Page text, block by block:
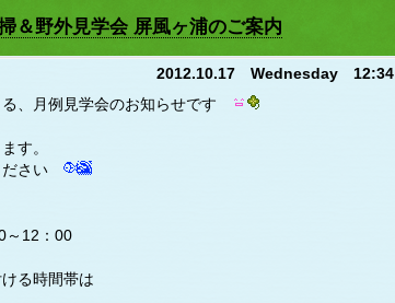
＆野外見学会 屏風ヶ浦のご案内
2012.10.17 Wednesday 12:34
、月例見学会のお知らせです
す。
ださい
～12：00
る時間帯は